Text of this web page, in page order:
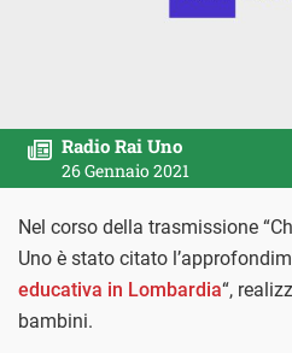
Radio Rai Uno
26 Gennaio 2021
Nel corso della trasmissione
Uno è stato citato
educativa in Lombardia“,
bambini.